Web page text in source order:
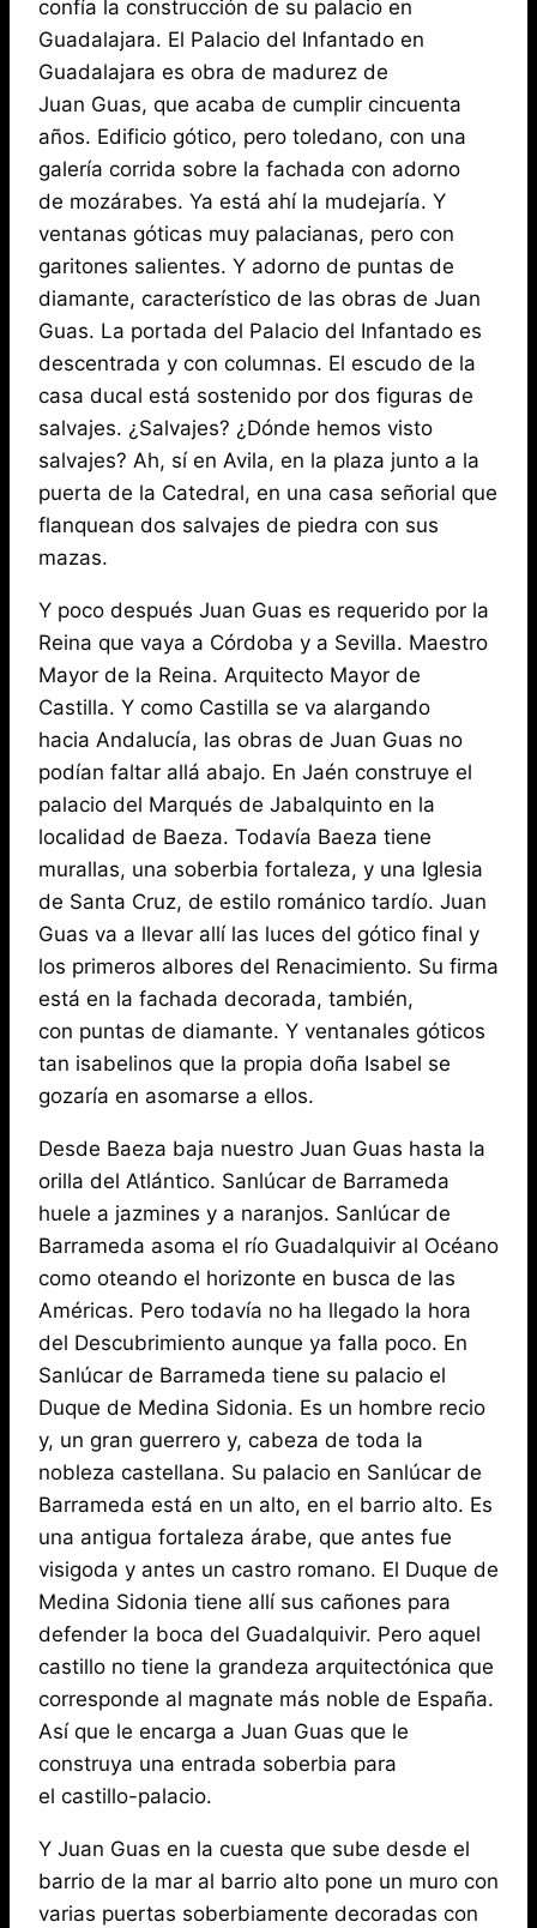
confía la construcción de su palacio en
Guadalajara. El Palacio del Infantado en
Guadalajara es obra de madurez de
Juan Guas, que acaba de cumplir cincuenta
años. Edificio gótico, pero toledano, con una
galería corrida sobre la fachada con adorno
de mozárabes. Ya está ahí la mudejaría. Y
ventanas góticas muy palacianas, pero con
garitones salientes. Y adorno de puntas de
diamante, característico de las obras de Juan
Guas. La portada del Palacio del Infantado es
descentrada y con columnas. El escudo de la
casa ducal está sostenido por dos figuras de
salvajes. ¿Salvajes? ¿Dónde hemos visto
salvajes? Ah, sí en Avila, en la plaza junto a la
puerta de la Catedral, en una casa señorial que
flanquean dos salvajes de piedra con sus
mazas.
Y poco después Juan Guas es requerido por la
Reina que vaya a Córdoba y a Sevilla. Maestro
Mayor de la Reina. Arquitecto Mayor de
Castilla. Y como Castilla se va alargando
hacia Andalucía, las obras de Juan Guas no
podían faltar allá abajo. En Jaén construye el
palacio del Marqués de Jabalquinto en la
localidad de Baeza. Todavía Baeza tiene
murallas, una soberbia fortaleza, y una Iglesia
de Santa Cruz, de estilo románico tardío. Juan
Guas va a llevar allí las luces del gótico final y
los primeros albores del Renacimiento. Su firma
está en la fachada decorada, también,
con puntas de diamante. Y ventanales góticos
tan isabelinos que la propia doña Isabel se
gozaría en asomarse a ellos.
Desde Baeza baja nuestro Juan Guas hasta la
orilla del Atlántico. Sanlúcar de Barrameda
huele a jazmines y a naranjos. Sanlúcar de
Barrameda asoma el río Guadalquivir al Océano
como oteando el horizonte en busca de las
Américas. Pero todavía no ha llegado la hora
del Descubrimiento aunque ya falla poco. En
Sanlúcar de Barrameda tiene su palacio el
Duque de Medina Sidonia. Es un hombre recio
y, un gran guerrero y, cabeza de toda la
nobleza castellana. Su palacio en Sanlúcar de
Barrameda está en un alto, en el barrio alto. Es
una antigua fortaleza árabe, que antes fue
visigoda y antes un castro romano. El Duque de
Medina Sidonia tiene allí sus cañones para
defender la boca del Guadalquivir. Pero aquel
castillo no tiene la grandeza arquitectónica que
corresponde al magnate más noble de España.
Así que le encarga a Juan Guas que le
construya una entrada soberbia para
el castillo-palacio.
Y Juan Guas en la cuesta que sube desde el
barrio de la mar al barrio alto pone un muro con
varias puertas soberbiamente decoradas con